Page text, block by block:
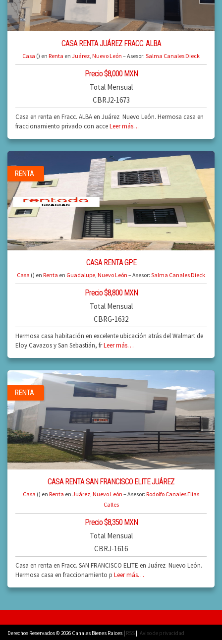
CASA RENTA JUÁREZ FRACC. ALBA
Casa () en Renta en Juárez, Nuevo León – Asesor: Salma Canales Dieck
Precio $8,000 MXN
Total Mensual
CBRJ2-1673
Casa en renta en Fracc. ALBA en Juárez Nuevo León. Hermosa casa en
fraccionamiento privado con acceLeer más…
RENTA
CASA RENTA GPE
Casa () en Renta en Guadalupe, Nuevo León – Asesor: Salma Canales Dieck
Precio $8,800 MXN
Total Mensual
CBRG-1632
Hermosa casa habitación en excelente ubicación atrás del Walmart de
Eloy Cavazos y San Sebastián, frLeer más…
RENTA
CASA RENTA SAN FRANCISCO ELITE JUÁREZ
Casa () en Renta en Juárez, Nuevo León – Asesor: Rodolfo Canales Elias
Calles
Precio $8,350 MXN
Total Mensual
CBRJ-1616
Casa en renta en Fracc. SAN FRANCISCO ELITE en Juárez Nuevo León.
Hermosa casa en fraccionamiento p Leer más…
Derechos Reservados © 2026 Canales Bienes Raices | RSS Aviso de privacidad